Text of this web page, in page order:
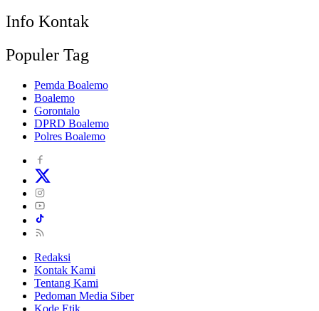
Info Kontak
Populer Tag
Pemda Boalemo
Boalemo
Gorontalo
DPRD Boalemo
Polres Boalemo
Redaksi
Kontak Kami
Tentang Kami
Pedoman Media Siber
Kode Etik